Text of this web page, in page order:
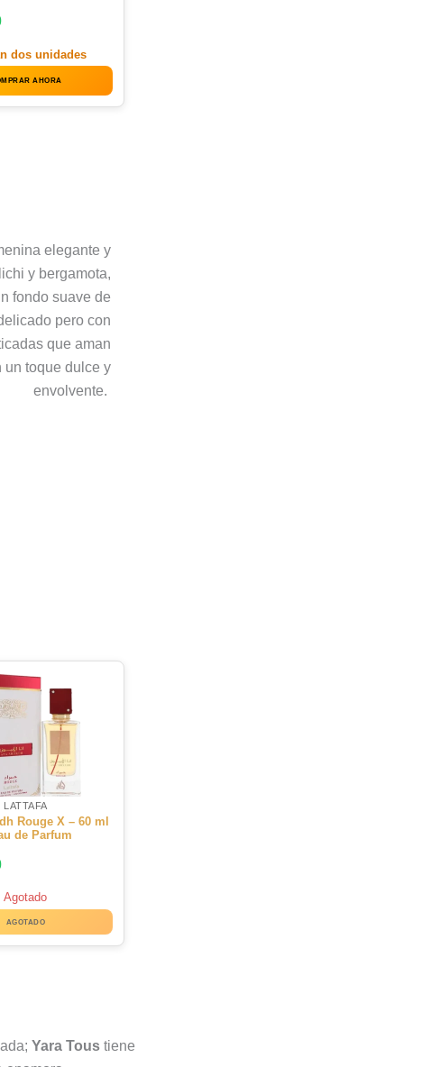
dos unidades
AHORA
elegante y
y bergamota,
fondo suave de
pero con
que aman
un toque dulce y
envolvente.
LATTAFA
Rouge X – 60 ml
de Parfum
Agotado
AGOTADO
Yara Tous tiene